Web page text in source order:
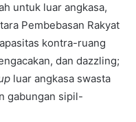
untuk luar angkasa,
Pembebasan Rakyat
kontra-ruang
dan dazzling;
luar angkasa swasta
gabungan sipil-